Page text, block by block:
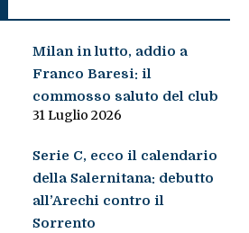
Milan in lutto, addio a
Franco Baresi: il
commosso saluto del club
31 Luglio 2026
Serie C, ecco il calendario
della Salernitana: debutto
all’Arechi contro il
Sorrento